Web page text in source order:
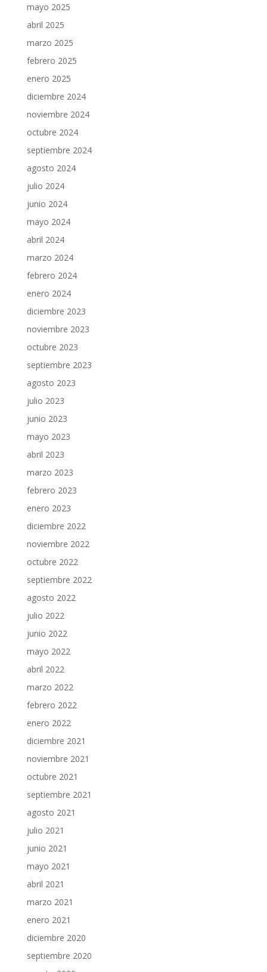
mayo 2025
abril 2025
marzo 2025
febrero 2025
enero 2025
diciembre 2024
noviembre 2024
octubre 2024
septiembre 2024
agosto 2024
julio 2024
junio 2024
mayo 2024
abril 2024
marzo 2024
febrero 2024
enero 2024
diciembre 2023
noviembre 2023
octubre 2023
septiembre 2023
agosto 2023
julio 2023
junio 2023
mayo 2023
abril 2023
marzo 2023
febrero 2023
enero 2023
diciembre 2022
noviembre 2022
octubre 2022
septiembre 2022
agosto 2022
julio 2022
junio 2022
mayo 2022
abril 2022
marzo 2022
febrero 2022
enero 2022
diciembre 2021
noviembre 2021
octubre 2021
septiembre 2021
agosto 2021
julio 2021
junio 2021
mayo 2021
abril 2021
marzo 2021
enero 2021
diciembre 2020
septiembre 2020